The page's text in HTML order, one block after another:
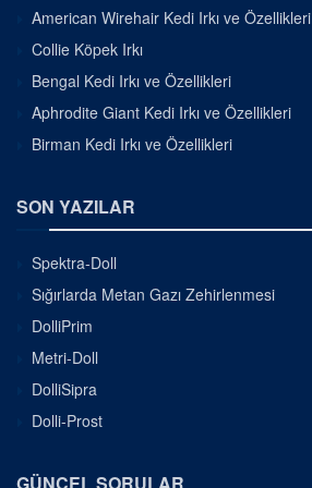
American Wirehair Kedi Irkı ve Özellikleri
Collie Köpek Irkı
Bengal Kedi Irkı ve Özellikleri
Aphrodite Giant Kedi Irkı ve Özellikleri
Birman Kedi Irkı ve Özellikleri
SON YAZILAR
Spektra-Doll
Sığırlarda Metan Gazı Zehirlenmesi
DolliPrim
Metri-Doll
DolliSipra
Dolli-Prost
GÜNCEL SORULAR